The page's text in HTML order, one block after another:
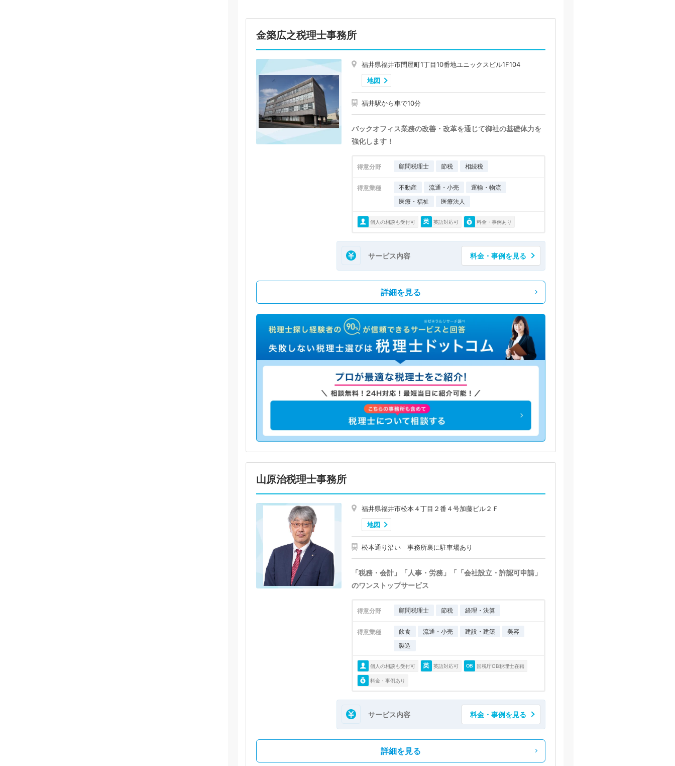
金築広之税理士事務所
福井県福井市問屋町1丁目10番地ユニックスビル1F104
地図
福井駅から車で10分
バックオフィス業務の改善・改革を通じて御社の基礎体力を
強化します！
得意分野 顧問税理士 節税 相続税
得意業種 不動産 流通・小売
運輸・物流
医療・福祉
医療法人
個人の相談も受付可 英語対応可 料金・事例あり
サービス内容 料金・事例を見る
詳細を見る
山原治税理士事務所
福井県福井市松本４丁目２番４号加藤ビル２Ｆ
地図
松本通り沿い 事務所裏に駐車場あり
「税務・会計」「人事・労務」「「会社設立・許認可申請」
のワンストップサービス
得意分野 顧問税理士 節税 経理・決算
得意業種 飲食 流通・小売 建設・建築
美容
製造
個人の相談も受付可 英語対応可 国税庁OB税理士在籍
料金・事例あり
サービス内容 料金・事例を見る
詳細を見る